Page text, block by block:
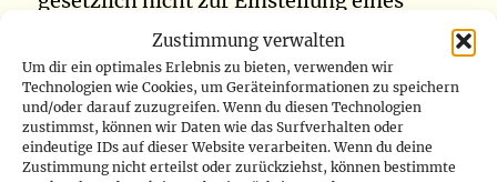
Zustimmung verwalten
Um dir ein optimales Erlebnis zu bieten, verwenden wir
Technologien wie Cookies, um Geräteinformationen zu speichern
und/oder darauf zuzugreifen. Wenn du diesen Technologien
zustimmst, können wir Daten wie das Surfverhalten oder
eindeutige IDs auf dieser Website verarbeiten. Wenn du deine
Zustimmung nicht erteilst oder zurückziehst, können bestimmte
Kabinetts befugt wäre. Für ein Mitglied der
Pro-Kabila-Regierung ist das Schlimmste,
dass dies eine neue Ausgabe ist, die im
Finanzgesetz von 2021 nicht vorgesehen
ist. Plötzlich, um den Einsatz der